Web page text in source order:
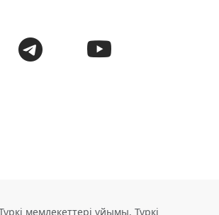
мемлекеттері ұйымы. Түркі